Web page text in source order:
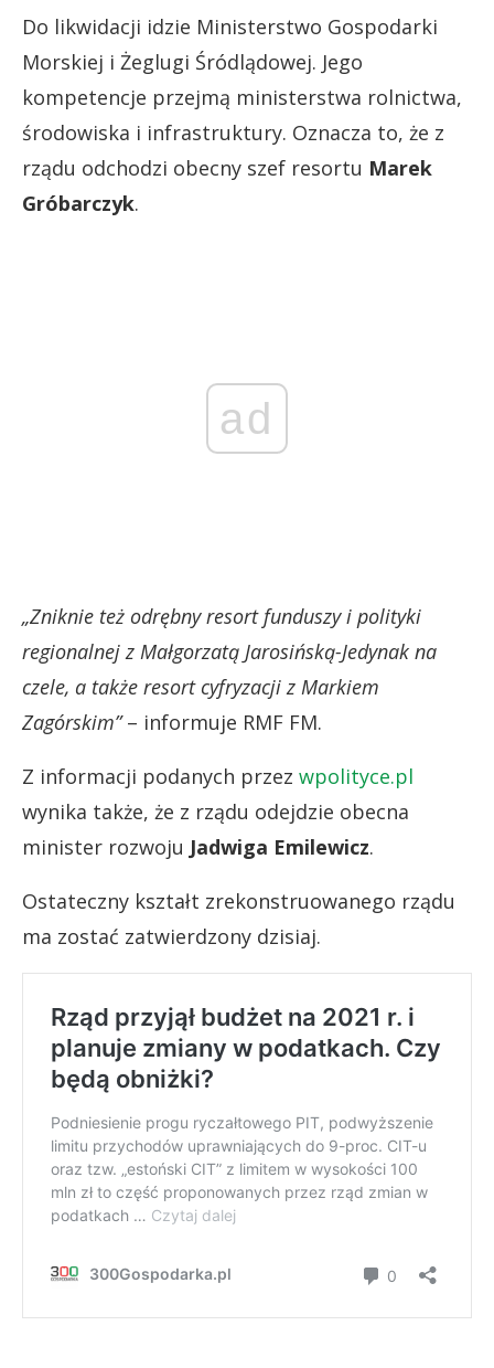
Do likwidacji idzie Ministerstwo Gospodarki
Morskiej i Żeglugi Śródlądowej. Jego
kompetencje przejmą ministerstwa rolnictwa,
środowiska i infrastruktury. Oznacza to, że z
rządu odchodzi obecny szef resortu Marek
Gróbarczyk.
ad
„Zniknie też odrębny resort funduszy i polityki
regionalnej z Małgorzatą Jarosińską-Jedynak na
czele, a także resort cyfryzacji z Markiem
Zagórskim”– informuje RMF FM.
Z informacji podanych przez wpolityce.pl
wynika także, że z rządu odejdzie obecna
minister rozwoju Jadwiga Emilewicz.
Ostateczny kształt zrekonstruowanego rządu
ma zostać zatwierdzony dzisiaj.